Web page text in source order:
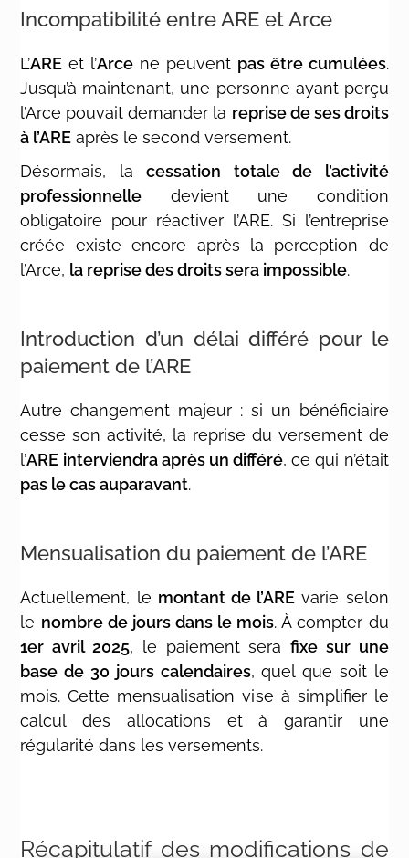
Incompatibilité entre ARE et Arce
L’ARE et l’Arce ne peuvent pas être cumulées.
Jusqu’à maintenant, une personne ayant perçu
l’Arce pouvait demander la reprise de ses droits
à l’ARE après le second versement.
Désormais, lacessation totale de l’activité
professionnelle devient une condition
obligatoire pour réactiver l’ARE. Si l’entreprise
créée existe encore après la perception de
l’Arce, la reprise des droits sera impossible.
Introduction d’un délai différé pour le
paiement de l’ARE
Autre changement majeur : si un bénéficiaire
cesse son activité, la reprise du versement de
l’ARE interviendra après un différé, ce qui n’était
pas le cas auparavant.
Mensualisation du paiement de l’ARE
Actuellement, le montant de l’ARE varie selon
le nombre de jours dans le mois. À compter du
1er avril 2025, le paiement serafixe sur une
base de 30 jours calendaires, quel que soit le
mois. Cette mensualisation vise à simplifier le
calcul des allocations et à garantir une
régularité dans les versements.
Récapitulatif des modifications de